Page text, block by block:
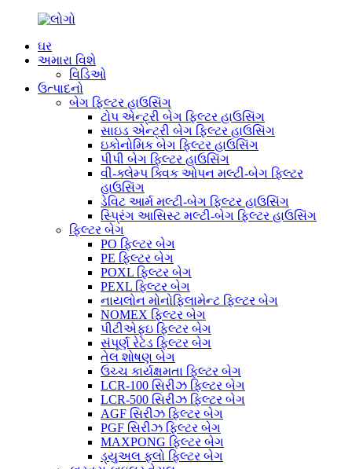
ઘર
અમારા વિશે
વિડિઓ
ઉત્પાદનો
બેગ ફિલ્ટર હાઉસિંગ
ટોપ એન્ટ્રી બેગ ફિલ્ટર હાઉસિંગ
સાઇડ એન્ટ્રી બેગ ફિલ્ટર હાઉસિંગ
ઇકોનોમિક બેગ ફિલ્ટર હાઉસિંગ
પીપી બેગ ફિલ્ટર હાઉસિંગ
વી-ક્લેમ્પ ક્વિક ઓપન મલ્ટી-બેગ ફિલ્ટર
હાઉસિંગ
ડેવિટ આર્મ મલ્ટી-બેગ ફિલ્ટર હાઉસિંગ
સ્પ્રિંગ આસિસ્ટ મલ્ટી-બેગ ફિલ્ટર હાઉસિંગ
ફિલ્ટર બેગ
PO ફિલ્ટર બેગ
PE ફિલ્ટર બેગ
POXL ફિલ્ટર બેગ
PEXL ફિલ્ટર બેગ
નાયલોન મોનોફિલામેન્ટ ફિલ્ટર બેગ
NOMEX ફિલ્ટર બેગ
પીટીએફઇ ફિલ્ટર બેગ
સંપૂર્ણ રેટેડ ફિલ્ટર બેગ
તેલ શોષણ બેગ
ઉચ્ચ કાર્યક્ષમતા ફિલ્ટર બેગ
LCR-100 સિરીઝ ફિલ્ટર બેગ
LCR-500 સિરીઝ ફિલ્ટર બેગ
AGF સિરીઝ ફિલ્ટર બેગ
PGF સિરીઝ ફિલ્ટર બેગ
MAXPONG ફિલ્ટર બેગ
ડ્યુઅલ ફ્લો ફિલ્ટર બેગ